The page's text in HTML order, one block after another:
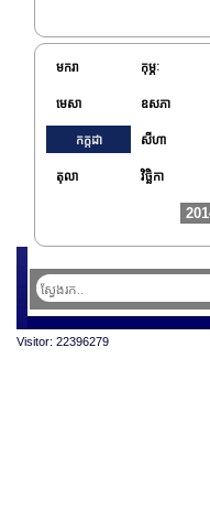
មករា កុម្ភៈ
មេសា ឧសភា
កក្កដា សីហា
តុលា វិច្ឆិកា
Visitor: 22396279